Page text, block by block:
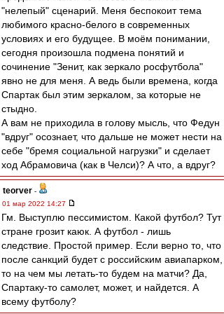
"нелепый" сценарий. Меня беспокоит тема
любимого красно-белого в современных
условиях и его будущее. В моём понимании,
сегодня произошла подмена понятий и
сочинение "Зенит, как зеркало росфутбола"
явно не для меня. А ведь были времена, когда
Спартак был этим зеркалом, за которые не
стыдно.
А вам не приходила в голову мысль, что Федун
"вдруг" осознает, что дальше не может нести на
себе "бремя социальной нагрузки" и сделает
ход Абрамовича (как в Челси)? А что, а вдруг?
teorver -
01 мар 2022 14:27
Гм. Выступлю пессимистом. Какой футбол? Тут
стране грозит каюк. А футбол - лишь
следствие. Простой пример. Если верно то, что
после санкций будет с российским авиапарком,
то на чем мы летать-то будем на матчи? Да,
Спартаку-то самолет, может, и найдется. А
всему футболу?